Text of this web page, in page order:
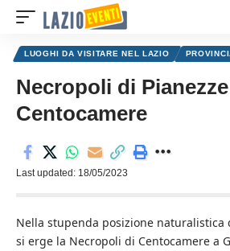
LUOGHI DA VISITARE NEL LAZIO
Necropoli di
Centocamere
Last updated: 18/05/2023
Nella stupenda posizione naturalistica
si erge la Necropoli di Centocamere a